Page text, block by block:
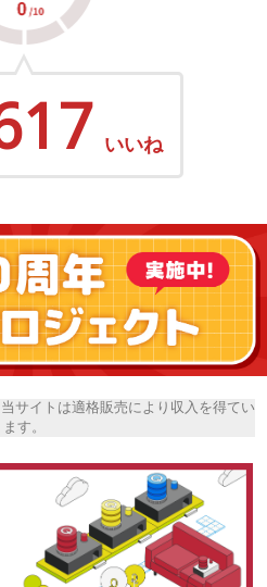
いいね
サイトは適格販売により収入を得てい
ます。